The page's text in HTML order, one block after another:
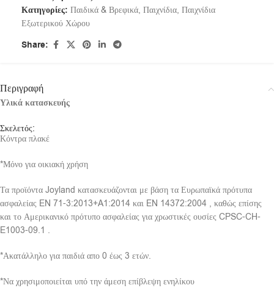
Κατηγορίες: Παιδικά & Βρεφικά, Παιχνίδια, Παιχνίδια
Εξωτερικού Χώρου
Share:
Περιγραφή
Υλικά κατασκευής
Σκελετός:
Κόντρα πλακέ
*Μόνο για οικιακή χρήση
Τα προϊόντα Joyland κατασκευάζονται με βάση τα Ευρωπαϊκά πρότυπα
ασφαλείας EN 71-3:2013+A1:2014 και EN 14372:2004 , καθώς επίσης
και το Αμερικανικό πρότυπο ασφαλείας για χρωστικές ουσίες CPSC-CH-
E1003-09.1 .
*Ακατάλληλο για παιδιά απο 0 έως 3 ετών.
*Να χρησιμοποιείται υπό την άμεση επίβλεψη ενηλίκου